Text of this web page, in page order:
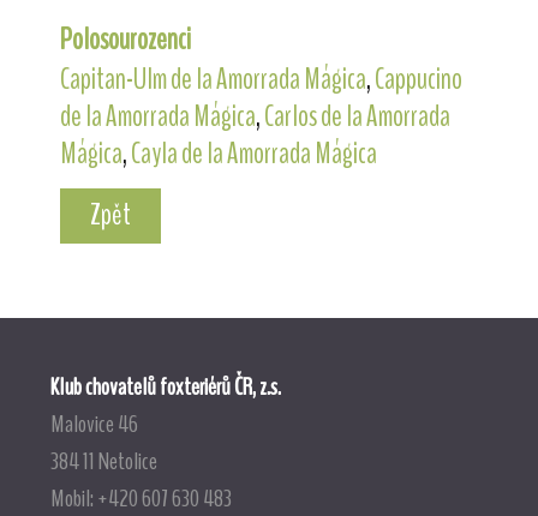
Polosourozenci
Capitan-Ulm de la Amorrada Mágica,Cappucino
de la Amorrada Mágica,Carlos de la Amorrada
Mágica,Cayla de la Amorrada Mágica
Zpět
Klub chovatelů foxteriérů ČR, z.s.
Malovice 46
384 11 Netolice
Mobil: +420 607 630 483